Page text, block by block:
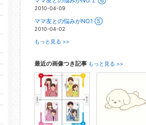
2010-04-09
ママ友との悩みがNO.1 ⑤
2010-04-02
もっと見る >>
最近の画像つき記事 もっと見る >>